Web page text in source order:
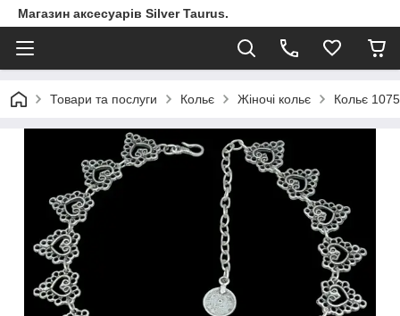
Магазин аксесуарів Silver Taurus.
Товари та послуги Кольє Жіночі кольє Кольє 1075